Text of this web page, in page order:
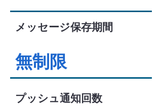
メッセージ保存期間
無制限
プッシュ通知回数